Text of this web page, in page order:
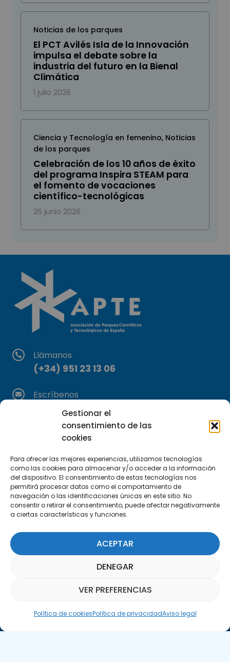
Gestionar el
consentimiento de las
cookies
Para ofrecer las mejores experiencias, utilizamos tecnologías
como las cookies para almacenar y/o acceder a la información
del dispositivo. El consentimiento de estas tecnologías nos
permitirá procesar datos como el comportamiento de
navegación o las identificaciones únicas en este sitio. No
consentir o retirar el consentimiento, puede afectar negativamente
a ciertas características y funciones.
ACEPTAR
DENEGAR
VER PREFERENCIAS
Política de cookiesPolítica de privacidadAviso legal
Noticias de los parques
El PCT Avilés Isla de la Innovación
impulsa el debate sobre la
industria del futuro en la Bienal
Climática
1 julio 2026
Ciencia y Tecnología en femenino, Noticias
de los parques
Celebración de los 10 años de éxito
del programa Inspira STEAM para
el fomento de vocaciones
científico-tecnológicas
26 junio 2026
Llámanos
(+34) 951 23 13 06
Escríbenos
info@apte.org
Encuéntranos
29590 Campanillas, Málaga
Suscríbete a nuestra Newsletter
SUSCRÍBETE AQUÍ